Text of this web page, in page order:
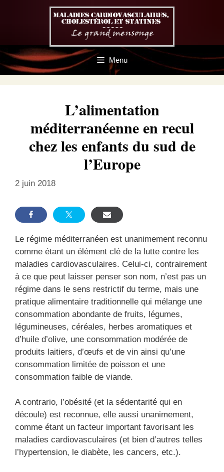
Menu
L’alimentation
méditerranéenne en recul
chez les enfants du sud de
l’Europe
2 juin 2018
Le régime méditerranéen est unanimement reconnu
comme étant un élément clé de la lutte contre les
maladies cardiovasculaires. Celui-ci, contrairement
à ce que peut laisser penser son nom, n’est pas un
régime dans le sens restrictif du terme, mais une
pratique alimentaire traditionnelle qui mélange une
consommation abondante de fruits, légumes,
légumineuses, céréales, herbes aromatiques et
d’huile d’olive, une consommation modérée de
produits laitiers, d’œufs et de vin ainsi qu’une
consommation limitée de poisson et une
consommation faible de viande.
A contrario, l’obésité (et la sédentarité qui en
découle) est reconnue, elle aussi unanimement,
comme étant un facteur important favorisant les
maladies cardiovasculaires (et bien d’autres telles
l’hypertension, le diabète, les cancers, etc.).